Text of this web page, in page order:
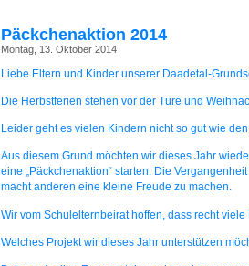
Päckchenaktion 2014
Montag, 13. Oktober 2014
Liebe Eltern und Kinder unserer Daadetal-
Die Herbstferien stehen vor der Türe und
Leider geht es vielen Kindern nicht so gut wie
Aus diesem Grund möchten wir dieses Jahr
eine „Päckchenaktion“ starten. Die
macht anderen eine kleine Freude zu machen.
Wir vom Schulelternbeirat hoffen, dass recht viele
Welches Projekt wir dieses Jahr unterstützen